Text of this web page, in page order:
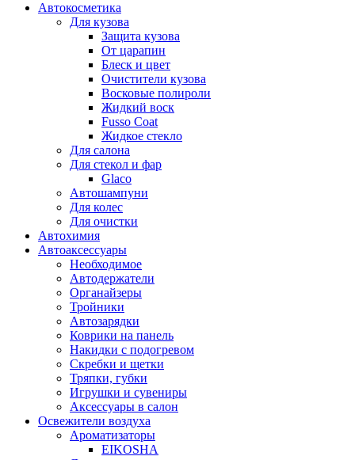
Автокосметика
Для кузова
Защита кузова
От царапин
Блеск и цвет
Очистители кузова
Восковые полироли
Жидкий воск
Fusso Coat
Жидкое стекло
Для салона
Для стекол и фар
Glaco
Автошампуни
Для колес
Для очистки
Автохимия
Автоаксессуары
Необходимое
Автодержатели
Органайзеры
Тройники
Автозарядки
Коврики на панель
Накидки с подогревом
Скребки и щетки
Тряпки, губки
Игрушки и сувениры
Аксессуары в салон
Освежители воздуха
Ароматизаторы
EIKOSHA